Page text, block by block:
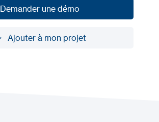
Demander une démo
Ajouter à mon projet